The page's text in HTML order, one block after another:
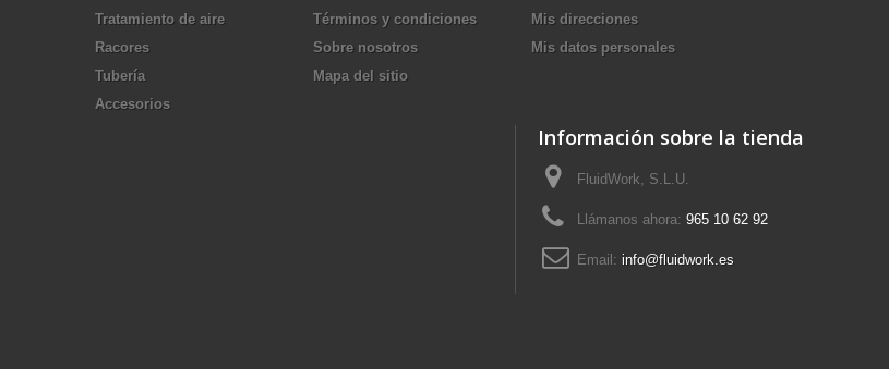
Tratamiento de aire
Racores
Tubería
Accesorios
Términos y condiciones
Sobre nosotros
Mapa del sitio
Mis direcciones
Mis datos personales
Información sobre la tienda
FluidWork, S.L.U.
Llámanos ahora: 965 10 62 92
Email: info@fluidwork.es